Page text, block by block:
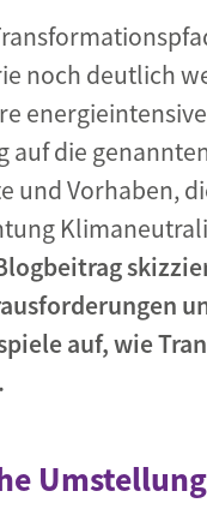
noch deutlich
auf die
und Vorhaben,
auf, wie
Umstellung